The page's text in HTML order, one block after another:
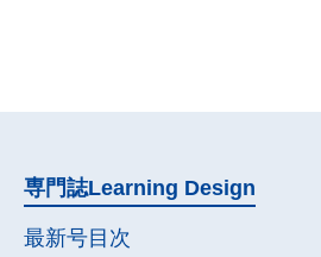
専門誌Learning Design
最新号目次